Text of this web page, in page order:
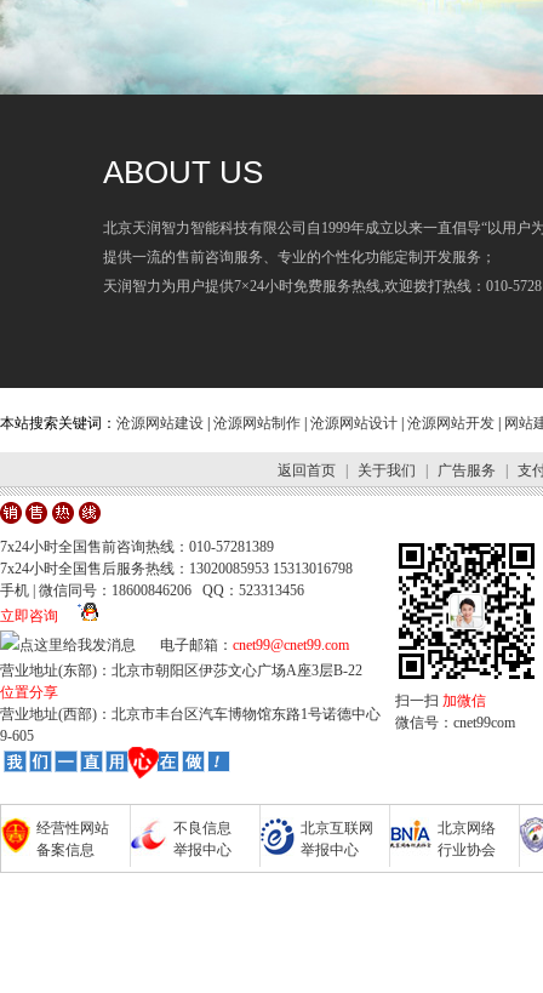
ABOUT US
北京天润智力智能科技有限公司自1999年成立以来一直倡导“以用户
提供一流的售前咨询服务、专业的个性化功能定制开发服务；
天润智力为用户提供7×24小时免费服务热线,欢迎拨打热线：010-
本站搜索关键词： 沧源网站建设 沧源网站制作 沧源网站设计 沧源网站开发 网站
返回首页 关于我们 广告服务 支
7x24小时全国售前咨询热线：010-57281389
7x24小时全国售后服务热线：13020085953 15313016798
手机 | 微信同号：18600846206 QQ：523313456
立即咨询
电子邮箱： cnet99@cnet99.com
营业地址(东部)：北京市朝阳区伊莎文心广场A座3层B-22
位置分享
营业地址(西部)：北京市丰台区汽车博物馆东路1号诺德中心
9-605
扫一扫 加微信
微信号：cnet99com
经营性网站
备案信息
不良信息
举报中心
北京互联网
举报中心
北京网络
行业协会